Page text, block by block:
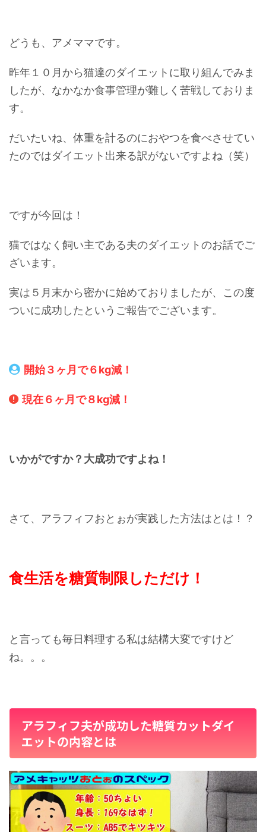
どうも、アメママです。
昨年１０月から猫達のダイエットに取り組んでみま
したが、なかなか食事管理が難しく苦戦しておりま
す。
だいたいね、体重を計るのにおやつを食べさせてい
たのではダイエット出来る訳がないですよね（笑）
ですが今回は！
猫ではなく飼い主である夫のダイエットのお話でご
ざいます。
実は５月末から密かに始めておりましたが、この度
ついに成功したというご報告でございます。
開始３ヶ月で６kg減！
現在６ヶ月で８kg減！
いかがですか？大成功ですよね！
さて、アラフィフおとぉが実践した方法はとは！？
食生活を糖質制限しただけ！
と言っても毎日料理する私は結構大変ですけど
ね。。。
アラフィフ夫が成功した糖質カットダイ
エットの内容とは